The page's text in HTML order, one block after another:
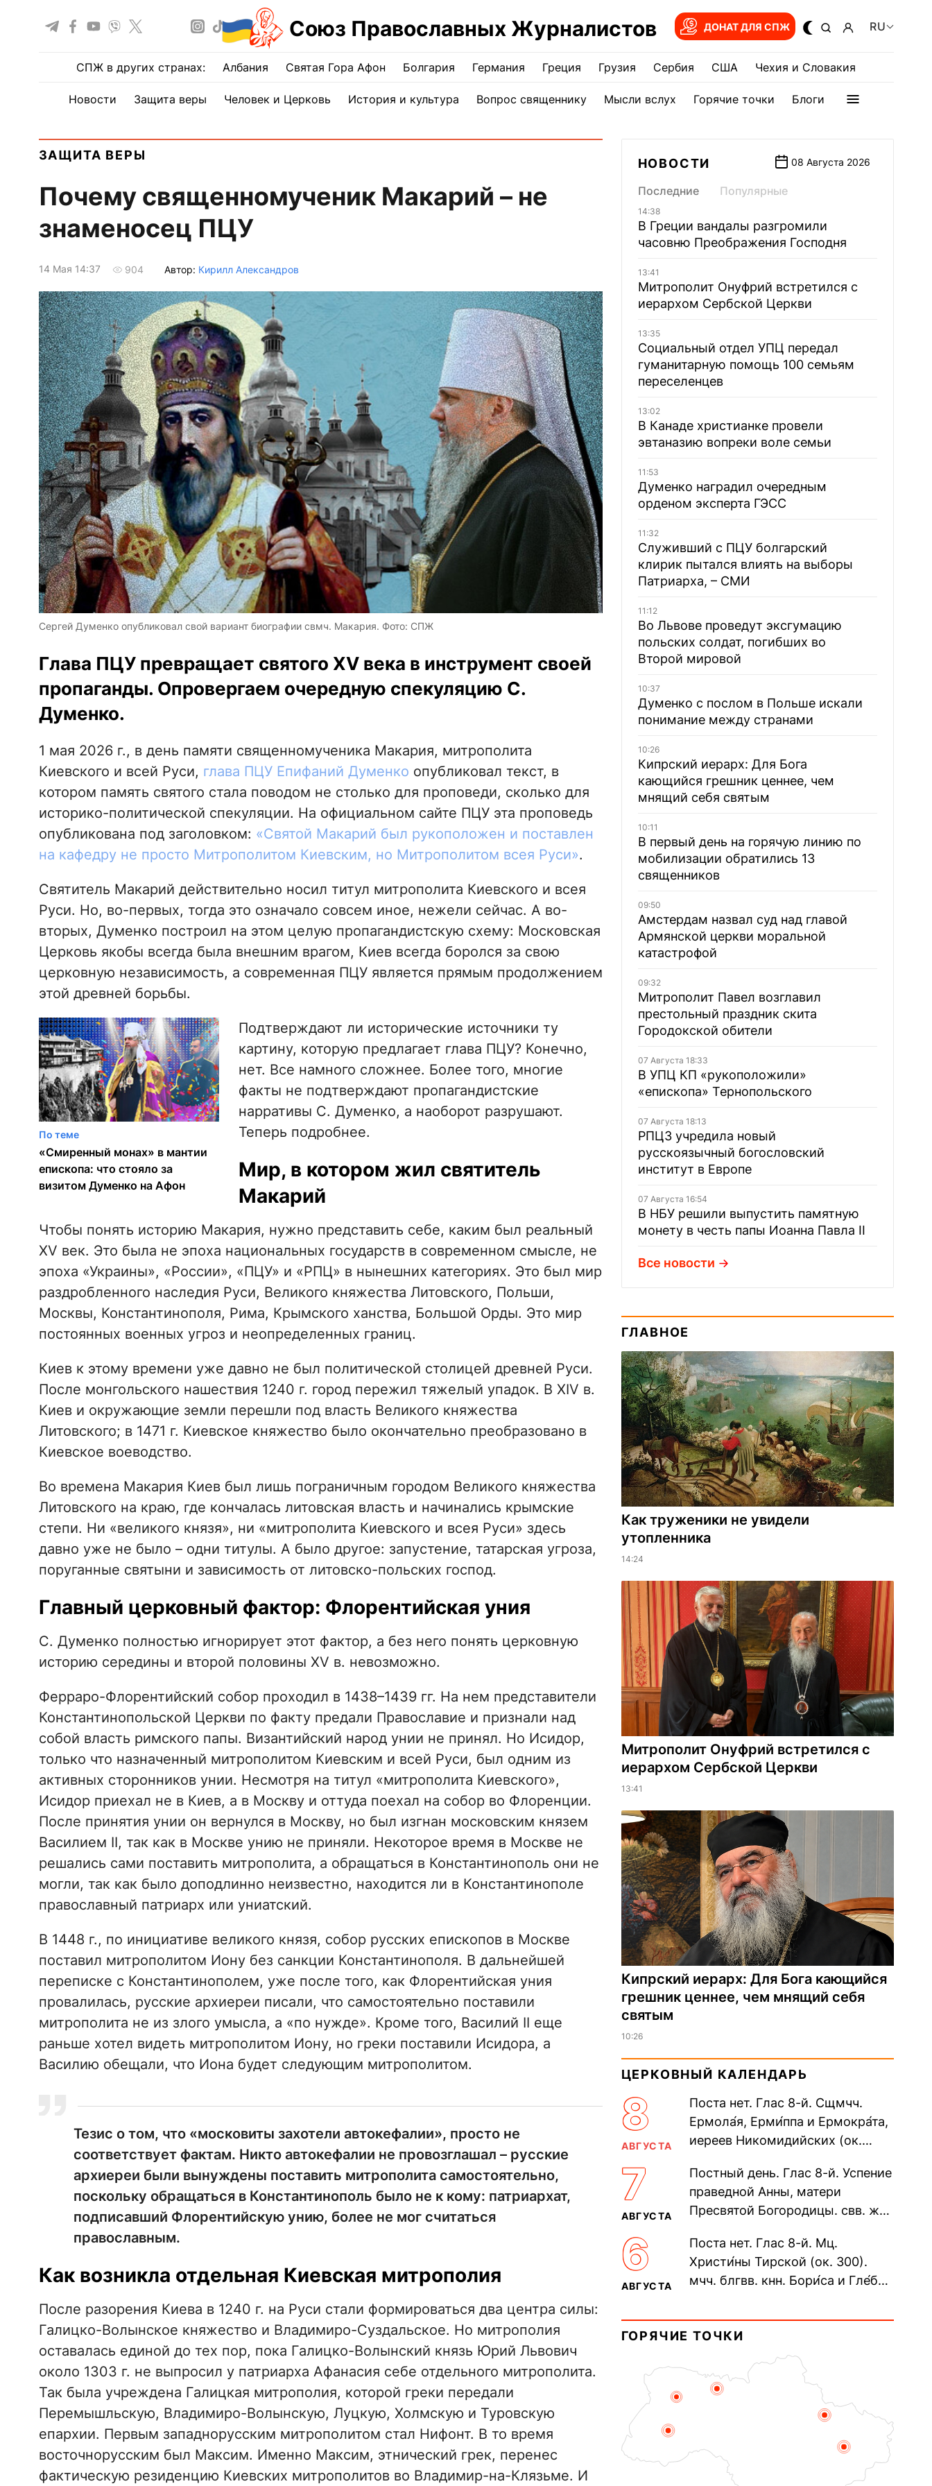
Союз Православных Журналистов ДОНАТ ДЛЯ СПЖ RU
СПЖ в других странах: Албания Святая Гора Афон Болгария Германия Греция Грузия Сербия США Чехия и Словакия
Новости Защита веры Человек и Церковь История и культура Вопрос священнику Мысли вслух Горячие точки Блоги
ЗАЩИТА ВЕРЫ
Почему священномученик Макарий – не
знаменосец ПЦУ
14 Мая 14:37 904 Автор: Кирилл Александров
Сергей Думенко опубликовал свой вариант биографии свмч. Макария. Фото: СПЖ
Глава ПЦУ превращает святого XV века в инструмент своей
пропаганды. Опровергаем очередную спекуляцию С.
Думенко.
1 мая 2026 г., в день памяти священномученика Макария, митрополита
Киевского и всей Руси, глава ПЦУ Епифаний Думенко опубликовал текст, в
котором память святого стала поводом не столько для проповеди, сколько для
историко-политической спекуляции. На официальном сайте ПЦУ эта проповедь
опубликована под заголовком: «Святой Макарий был рукоположен и поставлен
на кафедру не просто Митрополитом Киевским, но Митрополитом всея Руси».
Святитель Макарий действительно носил титул митрополита Киевского и всея
Руси. Но, во-первых, тогда это означало совсем иное, нежели сейчас. А во-
вторых, Думенко построил на этом целую пропагандистскую схему: Московская
Церковь якобы всегда была внешним врагом, Киев всегда боролся за свою
церковную независимость, а современная ПЦУ является прямым продолжением
этой древней борьбы.
По теме
«Смиренный монах» в мантии
епископа: что стояло за
визитом Думенко на Афон
Подтверждают ли исторические источники ту
картину, которую предлагает глава ПЦУ? Конечно,
нет. Все намного сложнее. Более того, многие
факты не подтверждают пропагандистские
нарративы С. Думенко, а наоборот разрушают.
Теперь подробнее.
Мир, в котором жил святитель
Макарий
Чтобы понять историю Макария, нужно представить себе, каким был реальный
XV век. Это была не эпоха национальных государств в современном смысле, не
эпоха «Украины», «России», «ПЦУ» и «РПЦ» в нынешних категориях. Это был мир
раздробленного наследия Руси, Великого княжества Литовского, Польши,
Москвы, Константинополя, Рима, Крымского ханства, Большой Орды. Это мир
постоянных военных угроз и неопределенных границ.
Киев к этому времени уже давно не был политической столицей древней Руси.
После монгольского нашествия 1240 г. город пережил тяжелый упадок. В XIV в.
Киев и окружающие земли перешли под власть Великого княжества
Литовского; в 1471 г. Киевское княжество было окончательно преобразовано в
Киевское воеводство.
Во времена Макария Киев был лишь пограничным городом Великого княжества
Литовского на краю, где кончалась литовская власть и начинались крымские
степи. Ни «великого князя», ни «митрополита Киевского и всея Руси» здесь
давно уже не было – одни титулы. А было другое: запустение, татарская угроза,
поруганные святыни и зависимость от литовско-польских господ.
Главный церковный фактор: Флорентийская уния
С. Думенко полностью игнорирует этот фактор, а без него понять церковную
историю середины и второй половины XV в. невозможно.
Ферраро-Флорентийский собор проходил в 1438–1439 гг. На нем представители
Константинопольской Церкви по факту предали Православие и признали над
собой власть римского папы. Византийский народ унии не принял. Но Исидор,
только что назначенный митрополитом Киевским и всей Руси, был одним из
активных сторонников унии. Несмотря на титул «митрополита Киевского»,
Исидор приехал не в Киев, а в Москву и оттуда поехал на собор во Флоренции.
После принятия унии он вернулся в Москву, но был изгнан московским князем
Василием II, так как в Москве унию не приняли. Некоторое время в Москве не
решались сами поставить митрополита, а обращаться в Константинополь они не
могли, так как было доподлинно неизвестно, находится ли в Константинополе
православный патриарх или униатский.
В 1448 г., по инициативе великого князя, собор русских епископов в Москве
поставил митрополитом Иону без санкции Константинополя. В дальнейшей
переписке с Константинополем, уже после того, как Флорентийская уния
провалилась, русские архиереи писали, что самостоятельно поставили
митрополита не из злого умысла, а «по нужде». Кроме того, Василий II еще
раньше хотел видеть митрополитом Иону, но греки поставили Исидора, а
Василию обещали, что Иона будет следующим митрополитом.
Тезис о том, что «московиты захотели автокефалии», просто не
соответствует фактам. Никто автокефалии не провозглашал – русские
архиереи были вынуждены поставить митрополита самостоятельно,
поскольку обращаться в Константинополь было не к кому: патриархат,
подписавший Флорентийскую унию, более не мог считаться
православным.
Как возникла отдельная Киевская митрополия
После разорения Киева в 1240 г. на Руси стали формироваться два центра силы:
Галицко-Волынское княжество и Владимиро-Суздальское. Но митрополия
оставалась единой до тех пор, пока Галицко-Волынский князь Юрий Львович
около 1303 г. не выпросил у патриарха Афанасия себе отдельного митрополита.
Так была учреждена Галицкая митрополия, которой греки передали
Перемышльскую, Владимиро-Волынскую, Луцкую, Холмскую и Туровскую
епархии. Первым западнорусским митрополитом стал Нифонт. В то время
восточнорусским был Максим. Именно Максим, этнический грек, перенес
фактическую резиденцию Киевских митрополитов во Владимир-на-Клязьме. И
НОВОСТИ 08 Августа 2026
Последние Популярные
14:38
В Греции вандалы разгромили
часовню Преображения Господня
13:41
Митрополит Онуфрий встретился с
иерархом Сербской Церкви
13:35
Социальный отдел УПЦ передал
гуманитарную помощь 100 семьям
переселенцев
13:02
В Канаде христианке провели
эвтаназию вопреки воле семьи
11:53
Думенко наградил очередным
орденом эксперта ГЭСС
11:32
Служивший с ПЦУ болгарский
клирик пытался влиять на выборы
Патриарха, – СМИ
11:12
Во Львове проведут эксгумацию
польских солдат, погибших во
Второй мировой
10:37
Думенко с послом в Польше искали
понимание между странами
10:26
Кипрский иерарх: Для Бога
кающийся грешник ценнее, чем
мнящий себя святым
10:11
В первый день на горячую линию по
мобилизации обратились 13
священников
09:50
Амстердам назвал суд над главой
Армянской церкви моральной
катастрофой
09:32
Митрополит Павел возглавил
престольный праздник скита
Городокской обители
07 Августа 18:33
В УПЦ КП «рукоположили»
«епископа» Тернопольского
07 Августа 18:13
РПЦЗ учредила новый
русскоязычный богословский
институт в Европе
07 Августа 16:54
В НБУ решили выпустить памятную
монету в честь папы Иоанна Павла II
Все новости
ГЛАВНОЕ
Как труженики не увидели
утопленника
14:24
Митрополит Онуфрий встретился с
иерархом Сербской Церкви
13:41
Кипрский иерарх: Для Бога кающийся
грешник ценнее, чем мнящий себя
святым
10:26
ЦЕРКОВНЫЙ КАЛЕНДАРЬ
8
АВГУСТА
Поста нет. Глас 8-й. Сщмчч.
Ермола́я, Ерми́ппа и Ермокра́та,
иереев Никомидийских (ок.
Печерского, в Ближних
пещерах...
7
АВГУСТА
Постный день. Глас 8-й. Успение
праведной Анны, матери
Пресвятой Богородицы. свв. жен
прп. Евпракси́и девы,...
6
АВГУСТА
Поста нет. Глас 8-й. Мц.
Христи́ны Тирской (ок. 300).
мчч. блгвв. кнн. Бори́са и Гле́ба,
Дави́да (1015). Прп....
ГОРЯЧИЕ ТОЧКИ